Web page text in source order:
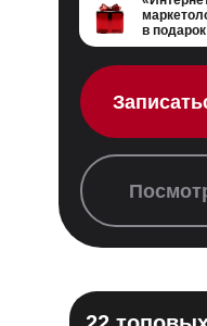
в подарок